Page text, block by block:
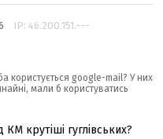
IP: 46.200.151.---
користується google-mail? У них
мали б користуватись
крутіші гуглівських?